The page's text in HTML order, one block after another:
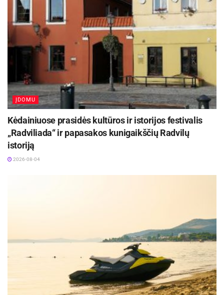
ĮDOMU
Kėdainiuose prasidės kultūros ir istorijos festivalis
„Radviliada“ ir papasakos kunigaikščių Radvilų
istoriją
2026-08-04